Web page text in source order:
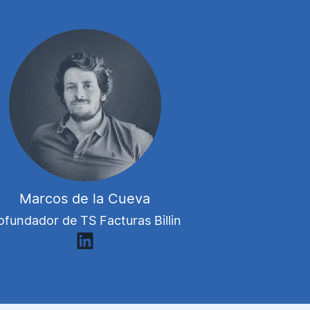
Marcos de la Cueva
de TS Facturas Billin